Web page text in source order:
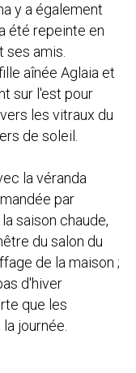
y a également
été repeinte en
ses amis.
aînée Aglaia et
sur l'est pour
les vitraux du
de soleil.
la véranda
par
saison chaude,
du salon du
de la maison ;
d'hiver
que les
journée.